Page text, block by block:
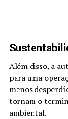
Além disso, a
para uma
menos
tornam o
ambiental.